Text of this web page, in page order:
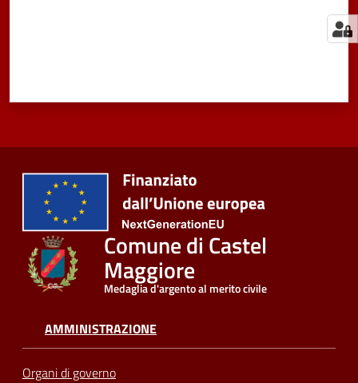
Comune di Castel
Maggiore
Medaglia d'argento al merito civile
AMMINISTRAZIONE
Organi di governo